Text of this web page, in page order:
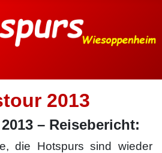
2013
– Reisebericht:
die Hotspurs sind wieder